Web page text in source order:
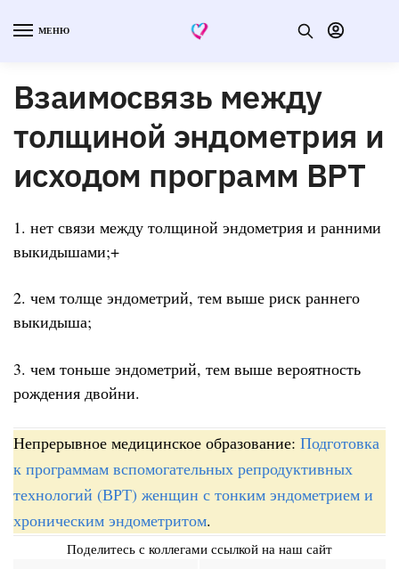
МЕНЮ
Взаимосвязь между
толщиной эндометрия и
исходом программ ВРТ
1. нет связи между толщиной эндометрия и ранними
выкидышами;+
2. чем толще эндометрий, тем выше риск раннего
выкидыша;
3. чем тоньше эндометрий, тем выше вероятность
рождения двойни.
Непрерывное медицинское образование: Подготовка
к программам вспомогательных репродуктивных
технологий (ВРТ) женщин с тонким эндометрием и
хроническим эндометритом.
Поделитесь с коллегами ссылкой на наш сайт